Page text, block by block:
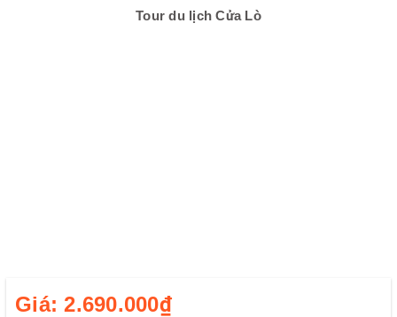
Tour du lịch Cửa Lò
Giá:2.690.000₫